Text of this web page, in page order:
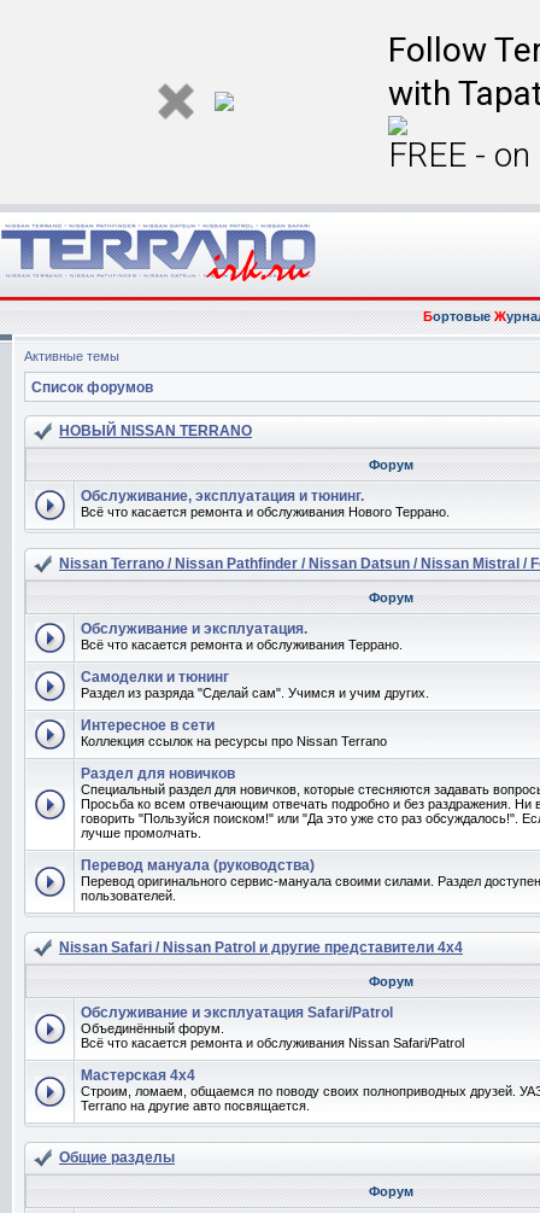
Follow
with
FREE -
БортовыеЖ
Активные темы
Список форумов
НОВЫЙ NISSAN TERRANO
Форум
Обслуживание, эксплуатация и тюнинг.
Всё что касается ремонта и обслуживания Нового Террано.
Nissan Terrano / Nissan Pathfinder / Nissan Datsun / Nissan Mistral /
Форум
Обслуживание и эксплуатация.
Всё что касается ремонта и обслуживания Террано.
Самоделки и тюнинг
Раздел из разряда "Сделай сам". Учимся и учим других.
Интересное в сети
Коллекция ссылок на ресурсы про Nissan Terrano
Раздел для новичков
Специальный раздел для новичков, которые стесняются задавать
Просьба ко всем отвечающим отвечать подробно и без раздражения. Ни
говорить "Пользуйся поиском!" или "Да это уже сто раз обсуждалось!".
лучше промолчать.
Перевод мануала (руководства)
Перевод оригинального сервис-мануала своими силами. Раздел
пользователей.
Nissan Safari / Nissan Patrol и другие представители 4x4
Форум
Обслуживание и эксплуатация Safari/Patrol
Объединённый форум.
Всё что касается ремонта и обслуживания Nissan Safari/Patrol
Мастерская 4x4
Строим, ломаем, общаемся по поводу своих полноприводных друзей.
Terrano на другие авто посвящается.
Общие разделы
Форум